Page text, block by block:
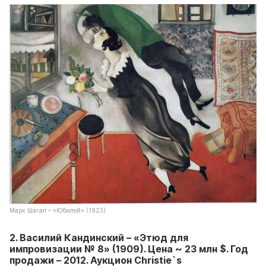
Марк Шагал – «Юбилей» (1923)
2. Василий Кандинский – «Этюд для
импровизации № 8» (1909). Цена ~ 23 млн $. Год
продажи – 2012. Аукцион Christie`s